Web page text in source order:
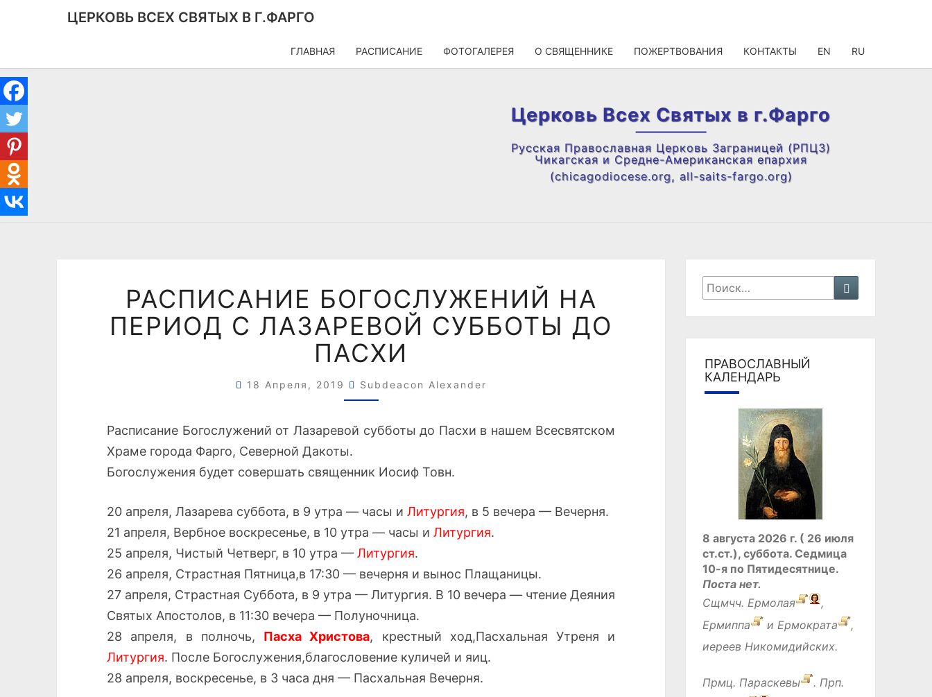
ЦЕРКОВЬ ВСЕХ СВЯТЫХ В Г.ФАРГО
ГЛАВНАЯ РАСПИСАНИЕ ФОТОГАЛЕРЕЯ О СВЯЩЕННИКЕ ПОЖЕРТВОВАНИЯ КОНТАКТЫ EN RU
Церковь Всех Святых в г.Фарго
Русская Православная Церковь Заграницей (РПЦЗ)
Чикагская и Средне-Американская епархия
(chicagodiocese.org, all-saits-fargo.org)
БОГОСЛУЖЕНИЙ
НА
ПЕРИОД
С
ЛАЗАРЕВОЙ
СУББОТЫ
ДО
РАСПИСАНИЕ БОГОСЛУЖЕНИЙ НА
ПЕРИОД С ЛАЗАРЕВОЙ СУББОТЫ ДО
ПАСХИ
18 Апреля, 2019 Subdeacon Alexander
Расписание Богослужений от Лазаревой субботы до Пасхи в нашем Всесвятском
Храме города Фарго, Северной Дакоты.
Богослужения будет совершать священник Иосиф Товн.
20 апреля, Лазарева суббота, в 9 утра — часы иЛитургия, в 5 вечера — Вечерня.
21 апреля, Вербное воскресенье, в 10 утра — часы иЛитургия.
25 апреля, Чистый Четверг, в 10 утра —Литургия.
26 апреля, Страстная Пятница,в 17:30 — вечерня и вынос Плащаницы.
27 апреля, Страстная Суббота, в 9 утра — Литургия. В 10 вечера — чтение Деяния
Святых Апостолов, в 11:30 вечера — Полуночница.
28 апреля, в полночь, Пасха Христова, крестный ход,Пасхальная Утреня и
Литургия. После Богослужения,благословение куличей и яиц.
28 апреля, воскресенье, в 3 часа дня — Пасхальная Вечерня.
Искать:
ПРАВОСЛАВНЫЙ
КАЛЕНДАРЬ
8 августа 2026 г. ( 26 июля
ст.ст.), суббота. Седмица
10-я по Пятидесятнице.
Поста нет.
Сщмчч.Ермолая
,
Ермиппа
иЕрмократа
,
иереев Никомидийских.
Прмц.Параскевы
. Прп.